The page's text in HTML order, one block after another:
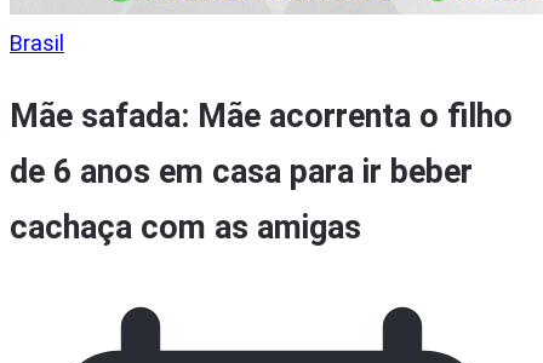
Brasil
Mãe safada: Mãe acorrenta o filho
de 6 anos em casa para ir beber
cachaça com as amigas